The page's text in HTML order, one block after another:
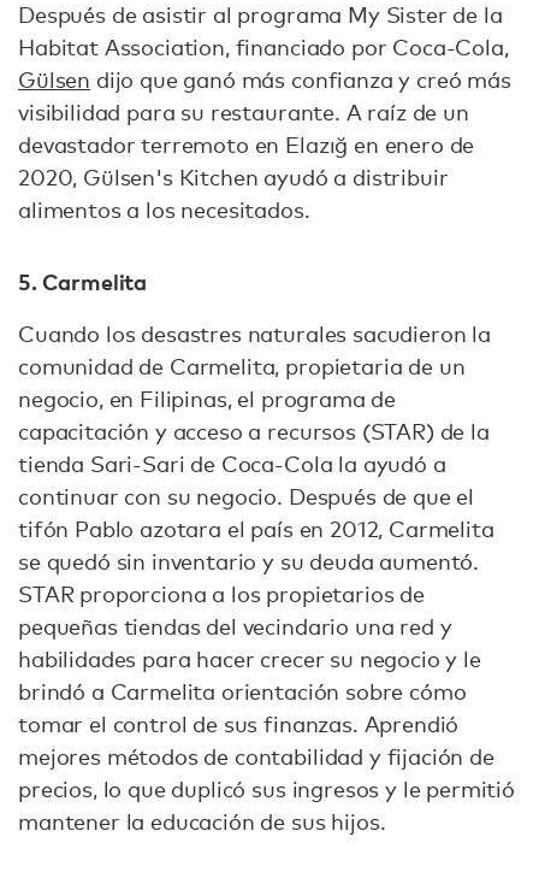
Después de asistir al programa My Sister de la
Habitat Association, financiado por Coca-Cola,
Gülsen dijo que ganó más confianza y creó más
visibilidad para su restaurante. A raíz de un
devastador terremoto en Elazığ en enero de
2020, Gülsen's Kitchen ayudó a distribuir
alimentos a los necesitados.
5. Carmelita
Cuando los desastres naturales sacudieron la
comunidad de Carmelita, propietaria de un
negocio, en Filipinas, el programa de
capacitación y acceso a recursos (STAR) de la
tienda Sari-Sari de Coca-Cola la ayudó a
continuar con su negocio. Después de que el
tifón Pablo azotara el país en 2012, Carmelita
se quedó sin inventario y su deuda aumentó.
STAR proporciona a los propietarios de
pequeñas tiendas del vecindario una red y
habilidades para hacer crecer su negocio y le
brindó a Carmelita orientación sobre cómo
tomar el control de sus finanzas. Aprendió
mejores métodos de contabilidad y fijación de
precios, lo que duplicó sus ingresos y le permitió
mantener la educación de sus hijos.